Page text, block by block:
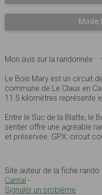
Mode
Mon avis sur la randonnée :
Le Bois Mary est un circuit
commune de Le Claux en
11.5 kilomètres représente
Entre le Suc de la Blatte, le
sentier offre une agréable
et préservée. GPX: circuit
Site auteur de la fiche rando :
Cantal -
Signaler un problème